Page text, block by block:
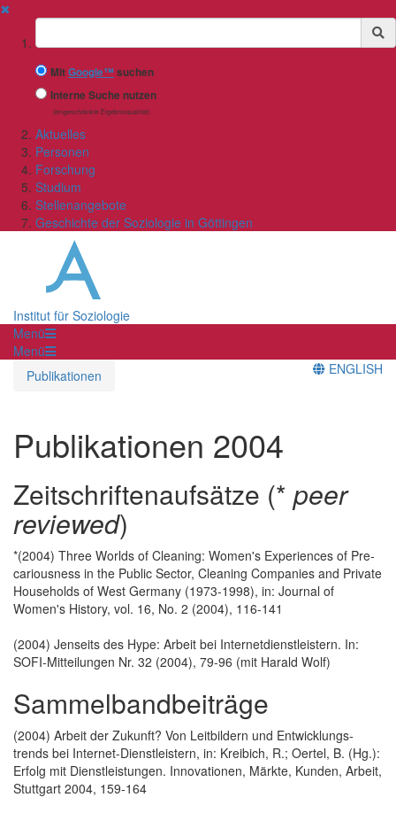
✖
Suchbegriff
MitGoogle™ suchen
Interne Suche nutzen
(eingeschränkte Ergebnisqualität)
Aktuelles
Personen
Forschung
Studium
Stellenangebote
Geschichte der Soziologie in Göttingen
Institut für Soziologie
Menü
Menü
Publikationen
ENGLISH
Publikationen 2004
Zeitschriftenaufsätze (* peer
reviewed)
*(2004) Three Worlds of Cleaning: Women's Ex­periences of Pre­
ca­rious­ness in the Public Sector, Cleaning Companies and Pri­vate
Households of West Germany (1973-1998), in: Jour­nal of
Women's History, vol. 16, No. 2 (2004), 116-141
(2004) Jenseits des Hype: Arbeit bei Internetdienstleistern. In:
SOFI-Mitteilungen Nr. 32 (2004), 79-96 (mit Harald Wolf)
Sammelbandbeiträge
(2004) Arbeit der Zukunft? Von Leitbildern und Entwicklungs­
trends bei Internet-Dienstleistern, in: Kreibich, R.; Oertel, B. (Hg.):
Erfolg mit Dienstleistungen. Innovationen, Märk­te, Kunden, Arbeit,
Stuttgart 2004, 159-164